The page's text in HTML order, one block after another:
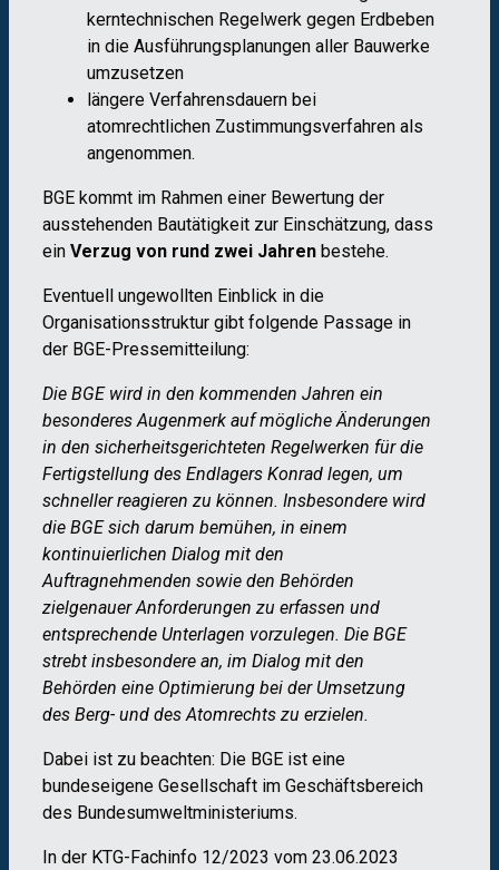
kerntechnischen Regelwerk gegen Erdbeben
in die Ausführungsplanungen aller Bauwerke
umzusetzen
längere Verfahrensdauern bei
atomrechtlichen Zustimmungsverfahren als
angenommen.
BGE kommt im Rahmen einer Bewertung der
ausstehenden Bautätigkeit zur Einschätzung, dass
ein Verzug von rund zwei Jahren bestehe.
Eventuell ungewollten Einblick in die
Organisationsstruktur gibt folgende Passage in
der BGE-Pressemitteilung:
Die BGE wird in den kommenden Jahren ein
besonderes Augenmerk auf mögliche Änderungen
in den sicherheitsgerichteten Regelwerken für die
Fertigstellung des Endlagers Konrad legen, um
schneller reagieren zu können. Insbesondere wird
die BGE sich darum bemühen, in einem
kontinuierlichen Dialog mit den
Auftragnehmenden sowie den Behörden
zielgenauer Anforderungen zu erfassen und
entsprechende Unterlagen vorzulegen. Die BGE
strebt insbesondere an, im Dialog mit den
Behörden eine Optimierung bei der Umsetzung
des Berg- und des Atomrechts zu erzielen.
Dabei ist zu beachten: Die BGE ist eine
bundeseigene Gesellschaft im Geschäftsbereich
des Bundesumweltministeriums.
In der KTG-Fachinfo 12/2023 vom 23.06.2023